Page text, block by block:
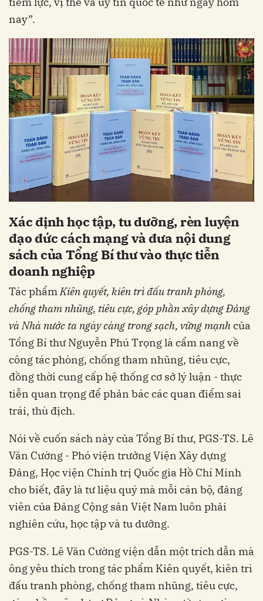
nay”.
Xác định học tập, tu dưỡng, rèn luyện
đạo đức cách mạng và đưa nội dung
sách của Tổng Bí thư vào thực tiễn
doanh nghiệp
Tác phẩmKiên quyết, kiên trì đấu tranh phòng,
chống tham nhũng, tiêu cực, góp phần xây dựng Đảng
và Nhà nước ta ngày càng trong sạch, vững mạnhcủa
Tổng Bí thư Nguyễn Phú Trọng là cẩm nang về
công tác phòng, chống tham nhũng, tiêu cực,
đồng thời cung cấp hệ thống cơ sở lý luận - thực
tiễn quan trọng để phản bác các quan điểm sai
trái, thù địch.
Nói về cuốn sách này của Tổng Bí thư, PGS-TS. Lê
Văn Cường - Phó viện trưởng Viện Xây dựng
Đảng, Học viện Chính trị Quốc gia Hồ Chí Minh
cho biết, đây là tư liệu quý mà mỗi cán bộ, đảng
viên của Đảng Cộng sản Việt Nam luôn phải
nghiên cứu, học tập và tu dưỡng.
PGS-TS. Lê Văn Cường viện dẫn một trích dẫn mà
ông yêu thích trong tác phẩm Kiên quyết, kiên trì
đấu tranh phòng, chống tham nhũng, tiêu cực,